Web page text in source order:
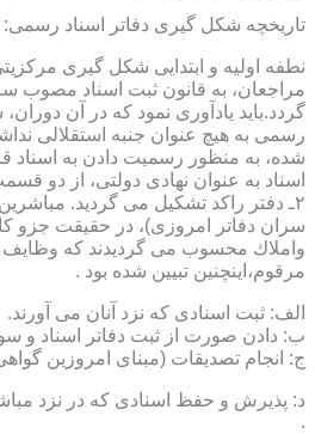
تاریخچه شكل گیری دفاتر اسناد رسمی:
نطفه اولیه و ابتدایی شكل گیری
گردد.باید یادآوری نمود كه در آن
رسمی به هیچ عنوان جنبه استقلالی
شده، به منظور رسمیت دادن به اسناد
۲ـ دفتر راكد تشكیل می گردید.
سران دفاتر امروزی)، در حقیقت جزو
مرقوم،اینچنین تبیین شده بود .
الف: ثبت اسنادی كه نزد آنان می آورند.
ب: دادن صورت از ثبت دفاتر اسناد و
ج: انجام تصدیقات (مبنای امروزین
د: پذیرش و حفظ اسنادی كه در نزد
.